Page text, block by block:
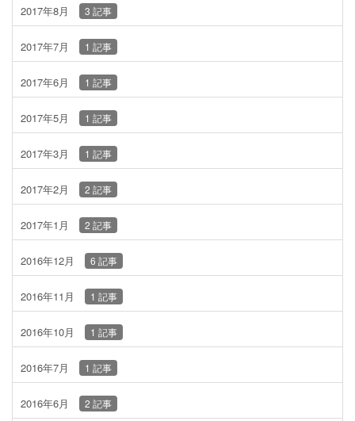
2017年8月 3 記事
2017年7月 1 記事
2017年6月 1 記事
2017年5月 1 記事
2017年3月 1 記事
2017年2月 2 記事
2017年1月 2 記事
2016年12月 6 記事
2016年11月 1 記事
2016年10月 1 記事
2016年7月 1 記事
2016年6月 2 記事